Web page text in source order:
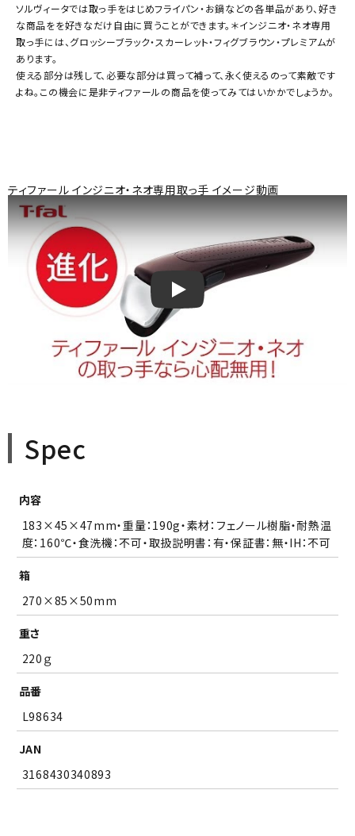
ソルヴィータでは取っ手をはじめフライパン・お鍋などの各単品があり、好き
な商品をを好きなだけ自由に買うことができます。＊インジニオ・ネオ専用
取っ手には、グロッシーブラック・スカーレット・フィグブラウン・プレミアムが
あります。
使える部分は残して、必要な部分は買って補って、永く使えるのって素敵です
よね。この機会に是非ティファールの商品を使ってみてはいかかでしょうか。
ティファール インジニオ・ネオ専用取っ手 イメージ動画
ティファール インジニオ・ネオ専用
Spec
内容
183×45×47mm・重量：190g・素材：フェノール樹脂・耐熱温
度：160℃・食洗機：不可・取扱説明書：有・保証書：無・IH：不可
箱
270×85×50mm
重さ
220ｇ
品番
L98634
JAN
3168430340893